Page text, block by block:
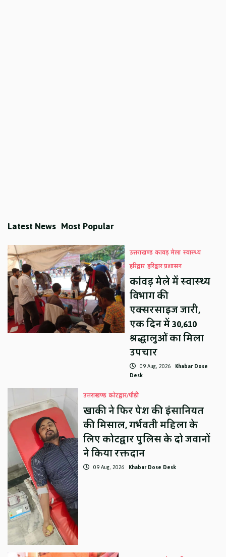
Latest News Most Popular
उत्तराखण्ड कावड़ मेला स्वास्थ्य
हरिद्वार हरिद्वार प्रशासन
कांवड़ मेले में स्वास्थ्य
विभाग की
एक्सरसाइज जारी,
एक दिन में 30,610
श्रद्धालुओं का मिला
उपचार
09 Aug, 2026 Khabar Dose
Desk
उत्तराखण्ड कोटद्वार/पौड़ी
खाकी ने फिर पेश की इंसानियत
की मिसाल, गर्भवती महिला के
लिए कोटद्वार पुलिस के दो जवानों
ने किया रक्तदान
09 Aug, 2026 Khabar Dose Desk